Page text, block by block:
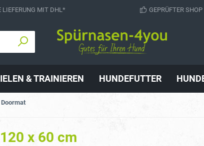
LIEFERUNG MIT DHL* GEPRÜFTER
& TRAINIEREN HUNDEFUTTER
x 60 cm